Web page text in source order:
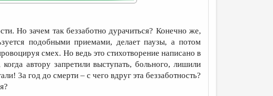
Но зачем так беззаботно дурачиться? Конечно же,
подобными приемами, делает паузы, а потом
смех. Но ведь это стихотворение написано в
автору запретили выступать, больного, лишили
3а год до смерти – с чего вдруг эта беззаботность?